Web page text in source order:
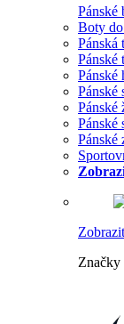
Pánské
Boty
Pánská
Pánské
Pánské
Pánské
Pánské
Pánské
Pánské
Značky